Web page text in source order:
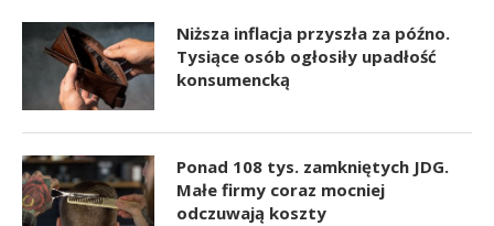
Niższa inflacja przyszła za późno.
Tysiące osób ogłosiły upadłość
konsumencką
Ponad 108 tys. zamkniętych JDG.
Małe firmy coraz mocniej
odczuwają koszty